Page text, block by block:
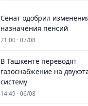
Сенат одобрил
назначения пенсий
21:00 · 07/08
В Ташкенте переводят
газоснабжение на
систему
14:49 · 06/08